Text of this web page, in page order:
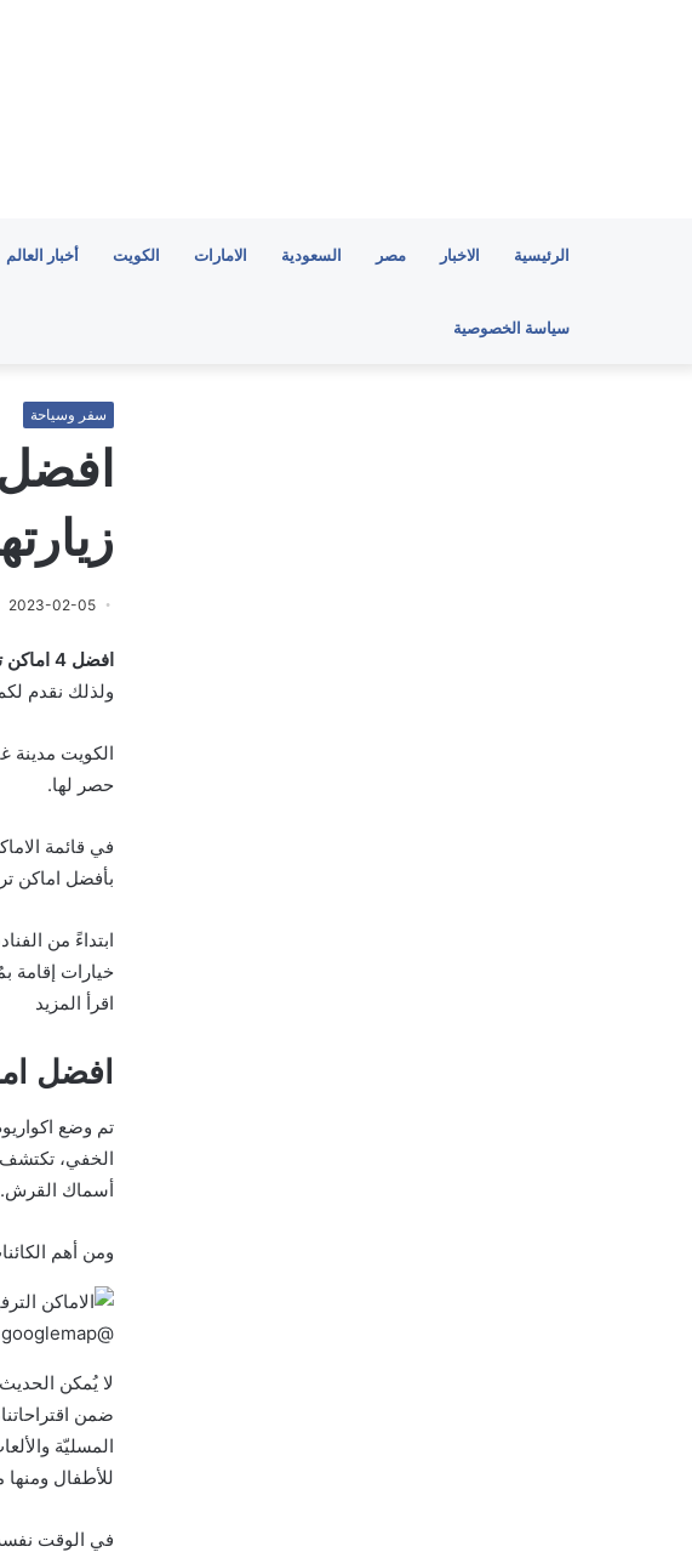
الرئيسية الاخبار مصر السعودية الامارات الكويت أخبار العالم
سياسة الخصوصية
سفر وسياحة
2023-02-05
افضل 4 اماكن ترفيهية في الكويت لا تفوّت زيارتها
ولذلك نقدم
الكويت مدينة
حصر لها.
في قائمة
بأفضل اماكن
ابتداءً من
خيارات إقامة
اقرأ المزيد
افضل
تم وضع
الخفي، تكتشف
أسماك القرش.
ومن أهم
@googlemap
لا يُمكن
ضمن
المسليّة
للأطفال ومنها
في الوقت